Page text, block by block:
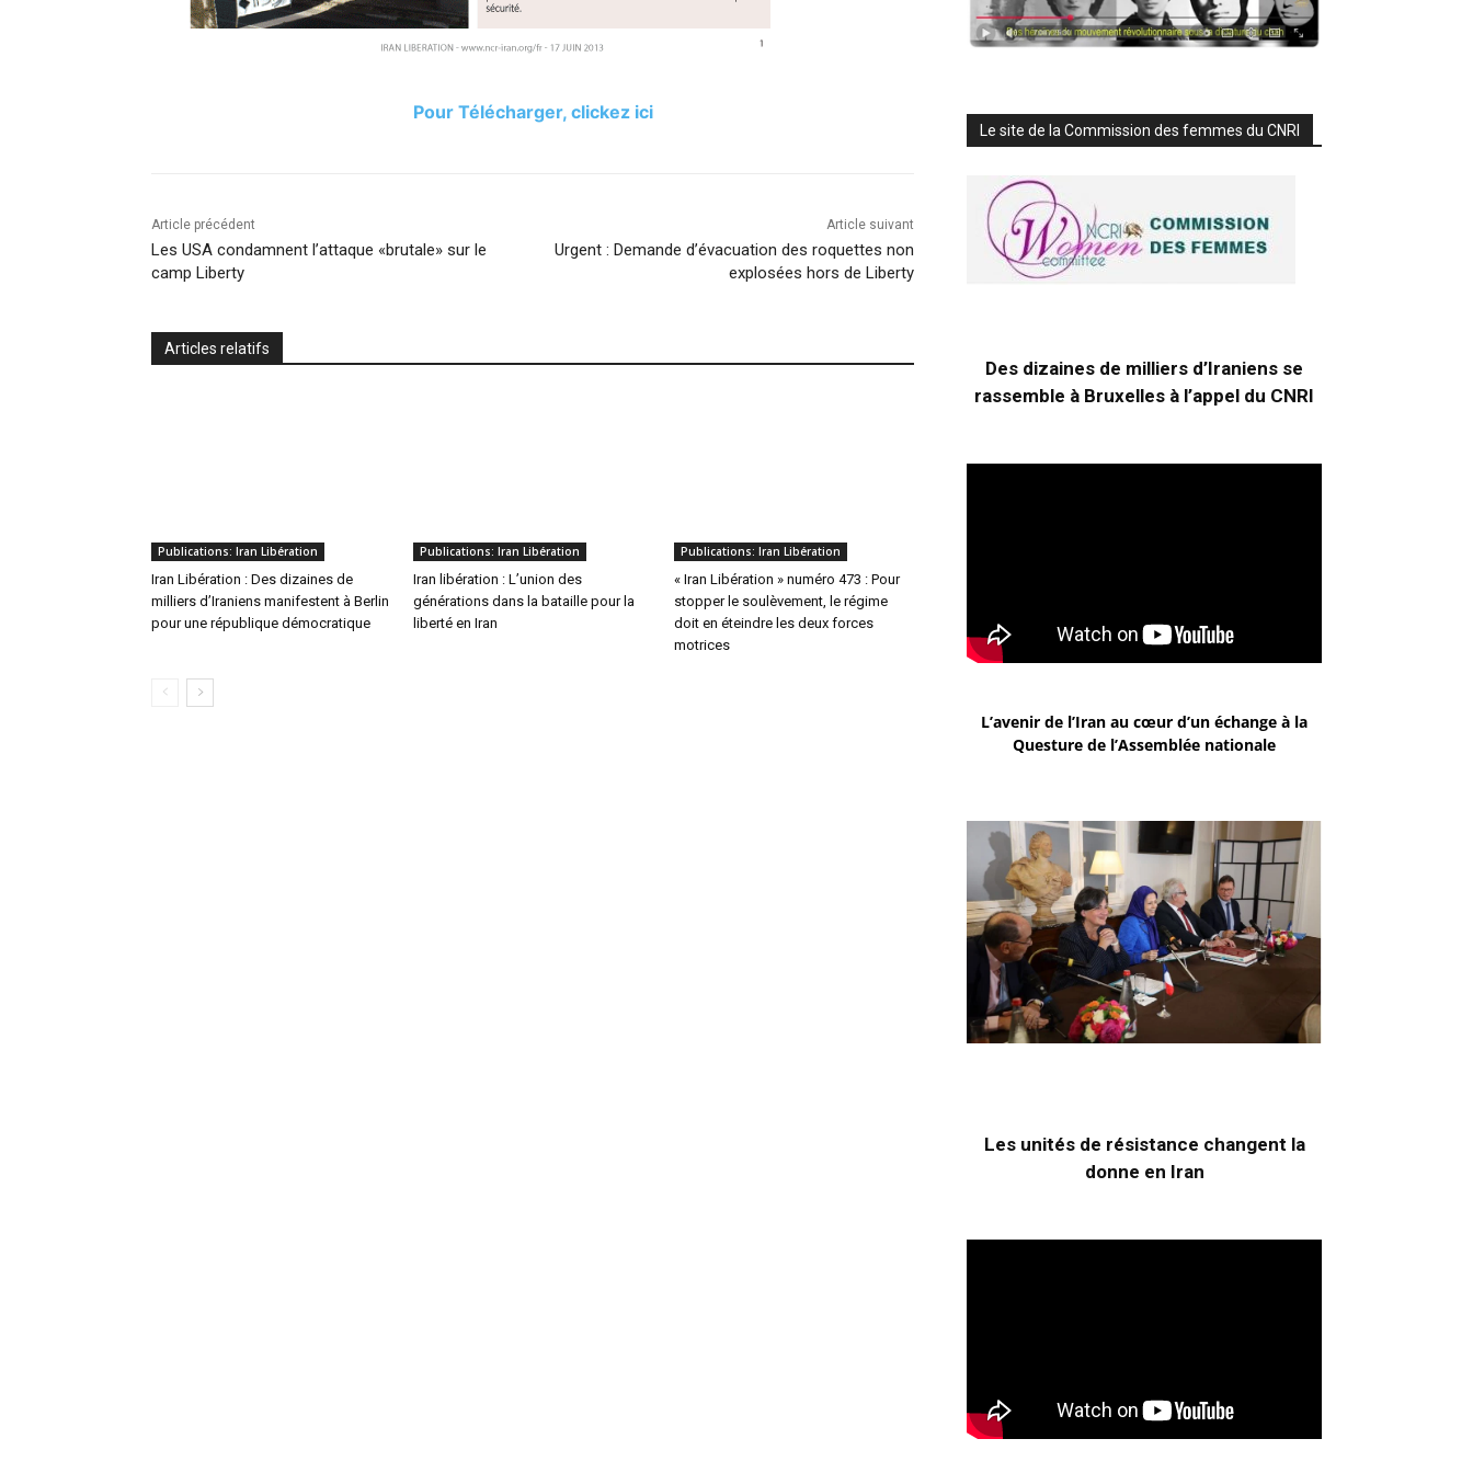
Pour Télécharger, clickez ici
Article précédent
Les USA condamnent l’attaque «brutale» sur le
camp Liberty
Article suivant
Urgent : Demande d’évacuation des roquettes non
explosées hors de Liberty
Articles relatifs
Publications: Iran Libération
Iran Libération : Des dizaines de
milliers d’Iraniens manifestent à Berlin
pour une république démocratique
Publications: Iran Libération
Iran libération : L’union des
générations dans la bataille pour la
liberté en Iran
Publications: Iran Libération
« Iran Libération » numéro 473 : Pour
stopper le soulèvement, le régime
doit en éteindre les deux forces
motrices
Le site de la Commission des femmes du CNRI
Des dizaines de milliers d’Iraniens se
rassemble à Bruxelles à l’appel du CNRI
L’avenir de l’Iran au cœur d’un échange à la
Questure de l’Assemblée nationale
Les unités de résistance changent la
donne en Iran